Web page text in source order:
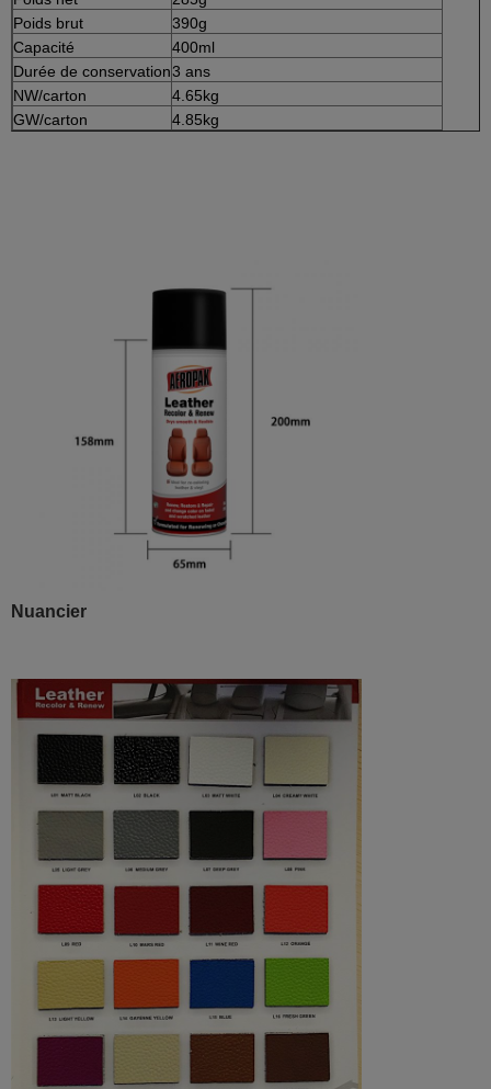
Poids brut
390g
Capacité
400ml
Durée de conservation3 ans
NW/carton
4.65kg
GW/carton
4.85kg
Nuancier